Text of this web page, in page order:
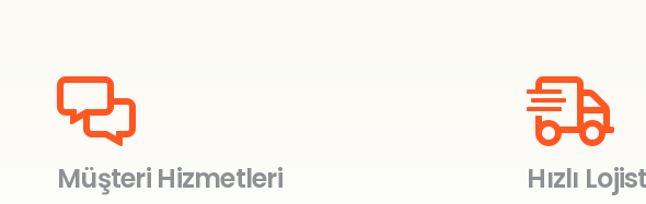
Müşteri Hizmetleri Hızlı